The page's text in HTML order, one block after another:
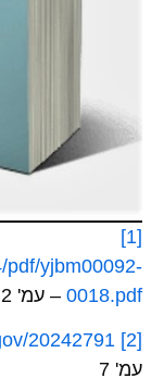
[1]
pdf/yjbm00092-
0018.pdf – עמ' 2
[2]
20242791/
עמ' 7